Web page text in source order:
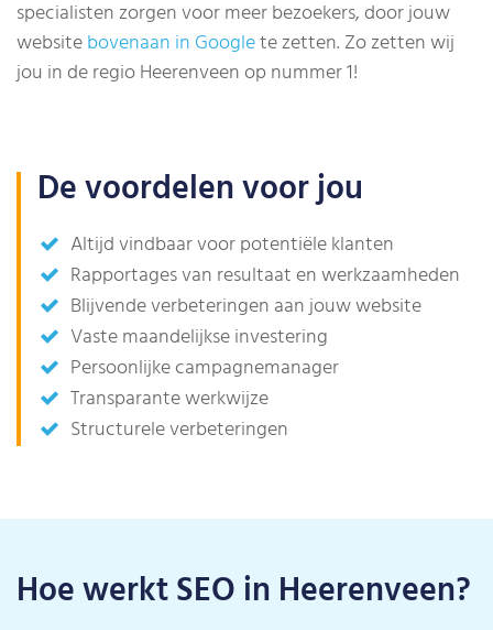
specialisten zorgen voor meer bezoekers, door jouw
websitebovenaan in Googlete zetten. Zo zetten wij
jou in de regio Heerenveen op nummer 1!
De voordelen voor jou
Altijd vindbaar voor potentiële klanten
Rapportages van resultaat en werkzaamheden
Blijvende verbeteringen aan jouw website
Vaste maandelijkse investering
Persoonlijke campagnemanager
Transparante werkwijze
Structurele verbeteringen
Hoe werkt SEO in Heerenveen?